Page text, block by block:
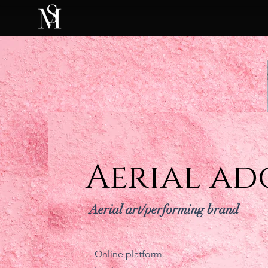
Aerial
Aerial art/performing brand
- Online platform